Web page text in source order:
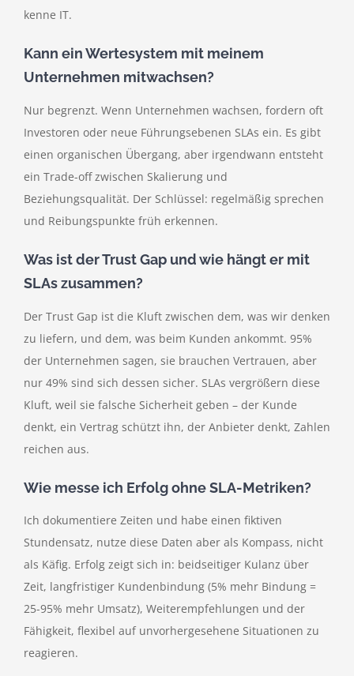
kenne IT.
Kann ein Wertesystem mit meinem
Unternehmen mitwachsen?
Nur begrenzt. Wenn Unternehmen wachsen, fordern oft
Investoren oder neue Führungsebenen SLAs ein. Es gibt
einen organischen Übergang, aber irgendwann entsteht
ein Trade-off zwischen Skalierung und
Beziehungsqualität. Der Schlüssel: regelmäßig sprechen
und Reibungspunkte früh erkennen.
Was ist der Trust Gap und wie hängt er mit
SLAs zusammen?
Der Trust Gap ist die Kluft zwischen dem, was wir denken
zu liefern, und dem, was beim Kunden ankommt. 95%
der Unternehmen sagen, sie brauchen Vertrauen, aber
nur 49% sind sich dessen sicher. SLAs vergrößern diese
Kluft, weil sie falsche Sicherheit geben – der Kunde
denkt, ein Vertrag schützt ihn, der Anbieter denkt, Zahlen
reichen aus.
Wie messe ich Erfolg ohne SLA-Metriken?
Ich dokumentiere Zeiten und habe einen fiktiven
Stundensatz, nutze diese Daten aber als Kompass, nicht
als Käfig. Erfolg zeigt sich in: beidseitiger Kulanz über
Zeit, langfristiger Kundenbindung (5% mehr Bindung =
25-95% mehr Umsatz), Weiterempfehlungen und der
Fähigkeit, flexibel auf unvorhergesehene Situationen zu
reagieren.